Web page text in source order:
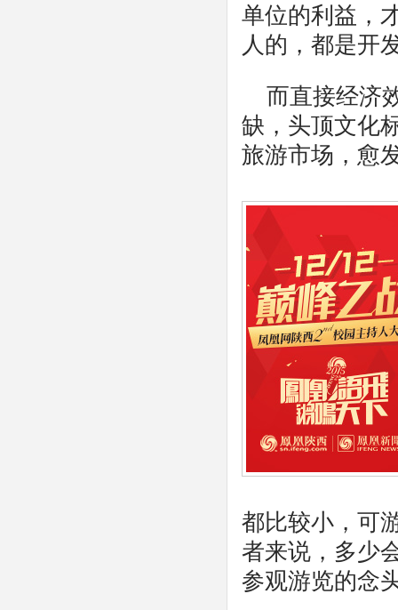
单位的利益，
人的，都是开
而直接经济
缺，头顶文化
旅游市场，愈
都比较小，可
者来说，多少
参观游览的念